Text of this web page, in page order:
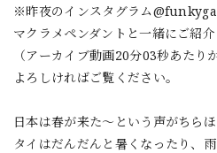
※昨夜のインスタグラム
マクラメペンダントと一緒にご紹介
（アーカイブ動画20分03秒あたり
よろしければご覧ください。
日本は春が来た〜という声がちら
タイはだんだんと暑くなったり、